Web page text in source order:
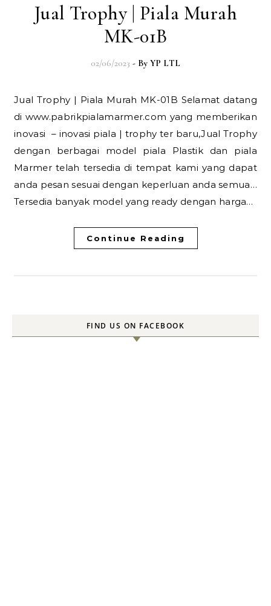
Jual Trophy | Piala Murah
MK-01B
02/06/2023 - By YP LTL
Jual Trophy | Piala Murah MK-01B Selamat datang
di www.pabrikpialamarmer.com yang memberikan
inovasi – inovasi piala | trophy ter baru,Jual Trophy
dengan berbagai model piala Plastik dan piala
Marmer telah tersedia di tempat kami yang dapat
anda pesan sesuai dengan keperluan anda semua…
Tersedia banyak model yang ready dengan harga…
Continue Reading
FIND US ON FACEBOOK